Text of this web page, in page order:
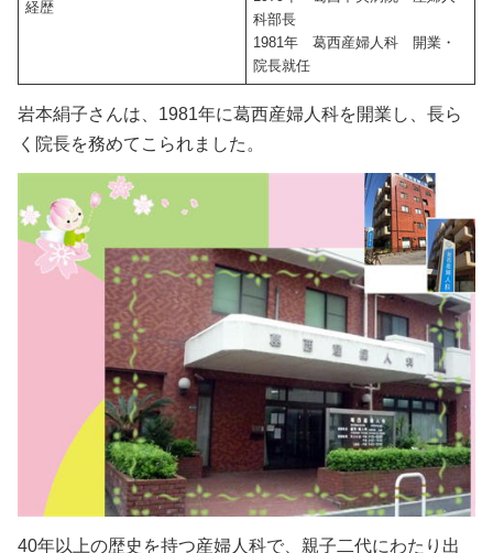
経歴
科部長
1981年 葛西産婦人科 開業・
院長就任
岩本絹子さんは、1981年に葛西産婦人科を開業し、長ら
く院長を務めてこられました。
40年以上の歴史を持つ産婦人科で、親子二代にわたり出